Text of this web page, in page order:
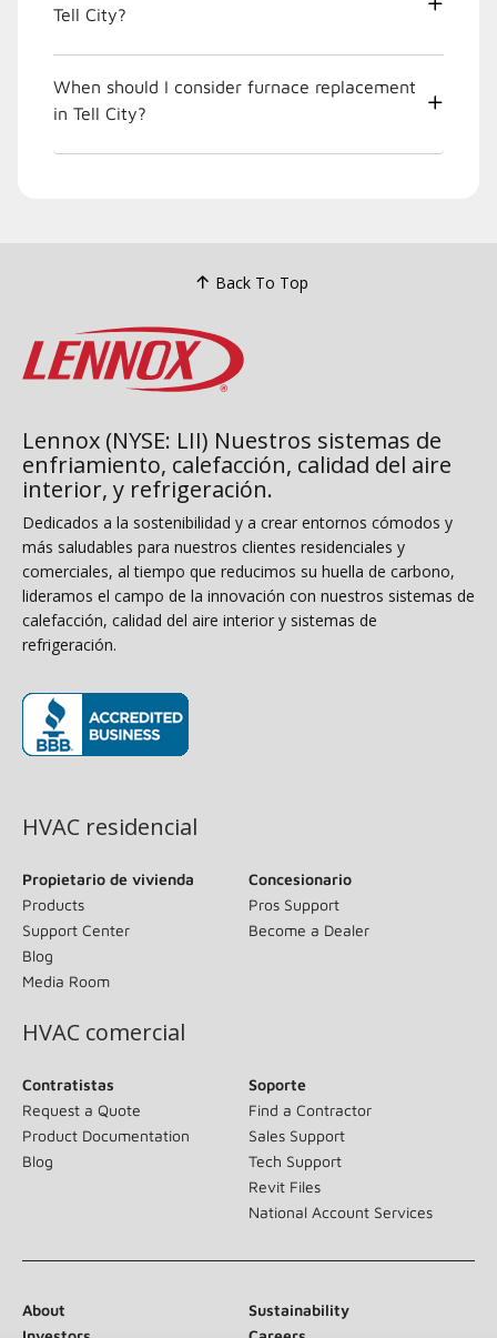
Tell City?
When should I consider furnace replacement
in Tell City?
Back To Top
Lennox (NYSE: LII) Nuestros sistemas de
enfriamiento, calefacción, calidad del aire
interior, y refrigeración.
Dedicados a la sostenibilidad y a crear entornos cómodos y
más saludables para nuestros clientes residenciales y
comerciales, al tiempo que reducimos su huella de carbono,
lideramos el campo de la innovación con nuestros sistemas de
calefacción, calidad del aire interior y sistemas de
refrigeración.
HVAC residencial
Propietario de vivienda
Products
Support Center
Blog
Media Room
Concesionario
Pros Support
Become a Dealer
HVAC comercial
Contratistas
Request a Quote
Product Documentation
Blog
Soporte
Find a Contractor
Sales Support
Tech Support
Revit Files
National Account Services
About
Sustainability